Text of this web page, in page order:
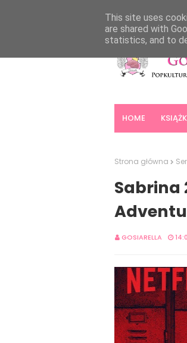
HOME
Strona główna
Sabrina
GOSIARELLA
This site uses
are shared with
statistics, and to